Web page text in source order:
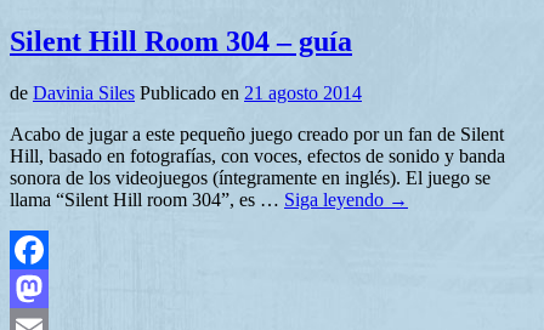
Silent Hill Room 304 – guía
de Davinia Siles Publicado en 21 agosto 2014
Acabo de jugar a este pequeño juego creado por un fan de Silent
Hill, basado en fotografías, con voces, efectos de sonido y banda
sonora de los videojuegos (íntegramente en inglés). El juego se
llama “Silent Hill room 304”, es … Siga leyendo →
Facebook